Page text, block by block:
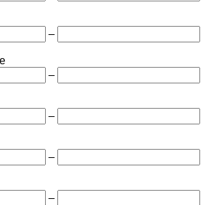
–
–
–
–
–